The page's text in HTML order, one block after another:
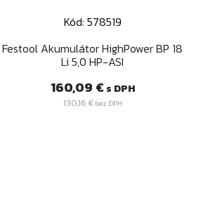
Kód: 578519
Festool Akumulátor HighPower BP 18
Li 5,0 HP-ASI
Cena
160,09 € s DPH
130,16 €bez DPH
Rýchly náhľad